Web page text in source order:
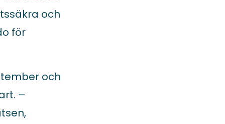
och
för
och
–